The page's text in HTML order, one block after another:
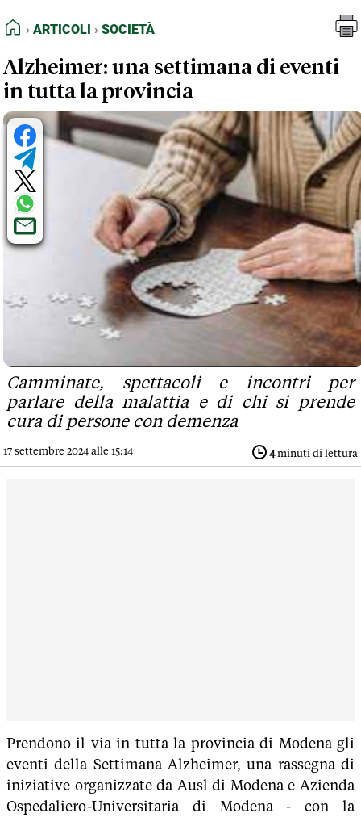
FEED RSS
NORMATIVE DEONTOLOGICHE
TERMINI e CONDIZIONI
HOME
ARTICOLI SOCIETÀ
Alzheimer: una settimana di eventi
in tutta la provincia
Camminate, spettacoli e incontri per
parlare della malattia e di chi si prende
cura di persone con demenza
17 settembre 2024 alle 15:14 4minuti di lettura
Prendono il via in tutta la provincia di Modena gli
eventi della Settimana Alzheimer, una rassegna di
iniziative organizzate da Ausl di Modena e Azienda
Ospedaliero-Universitaria di Modena - con la